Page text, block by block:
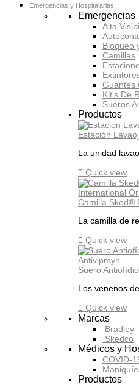
Emergencias y Hospitalarias
Emergencias
Alta
Bloqueo
Camillas
Guantes
Kit's De
Sueros
Productos
Estación
La unidad
 Quick view
Camilla Sked®
La camilla de
 Quick view
Suero
Los venenos
 Quick view
Marcas
Bradley
Skedco
Médicos y
COVID-
Productos